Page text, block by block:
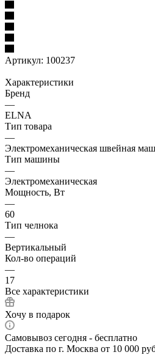
Артикул: 100237
Характеристики
Бренд
—
ELNA
Тип товара
—
Электромеханическая швейная
Тип машины
—
Электромеханическая
Мощность, Вт
—
60
Тип челнока
—
Вертикальный
Кол-во операций
—
17
Все характеристики
Хочу в подарок
Самовывоз сегодня - бесплатно
Доставка по г. Москва от 10 000